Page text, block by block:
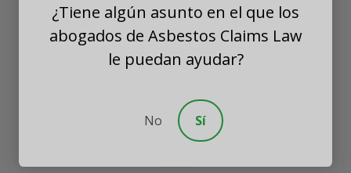
WASHINGTON
8201 164th Avenue NE
Suite 200
Redmond, Washington 98052
¿Tiene algún asunto en el que los
abogados de Asbestos Claims Law
le puedan ayudar?
No Sí